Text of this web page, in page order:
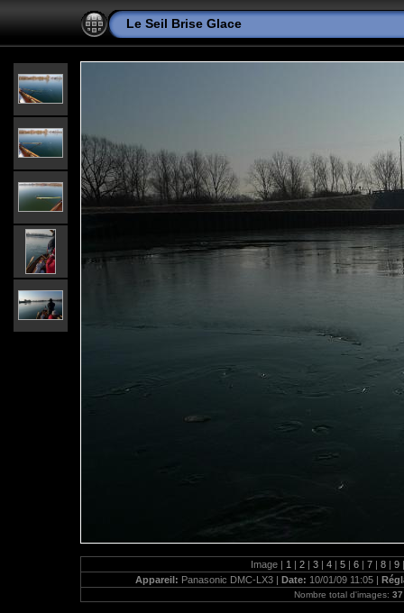
Le Seil Brise Glace
Image | 1 | 2 | 3 | 4 | 5 | 6 | 7 | 8 | 9 |
Appareil: Panasonic DMC-LX3 | Date: 10/01/09 11:05 |
Nombre total d'images: 37